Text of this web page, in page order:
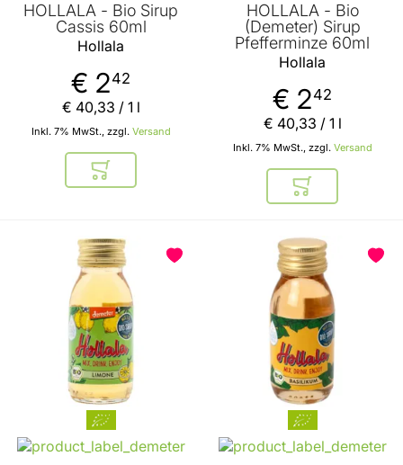
HOLLALA - Bio Sirup
Cassis 60ml
Hollala
€ 242
Inkl. 7% MwSt., zzgl. Versand
€ 40,33 / 1 l
In den Warenkorb
HOLLALA - Bio
(Demeter) Sirup
Pfefferminze 60ml
Hollala
€ 242
Inkl. 7% MwSt., zzgl. Versand
€ 40,33 / 1 l
In den